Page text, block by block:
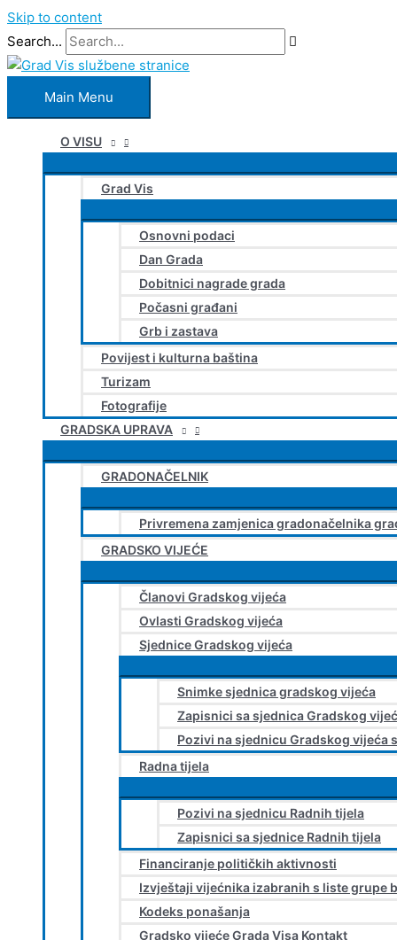
Skip to content
Search...
Main Menu
O VISU
Grad Vis
Osnovni podaci
Dan Grada
Dobitnici nagrade grada
Počasni građani
Grb i zastava
Povijest i kulturna baština
Turizam
Fotografije
GRADSKA UPRAVA
GRADONAČELNIK
Privremena zamjenica gradonačelnika
GRADSKO VIJEĆE
Članovi Gradskog vijeća
Ovlasti Gradskog vijeća
Sjednice Gradskog vijeća
Snimke sjednica gradskog vijeća
Zapisnici sa sjednica Gradskog
Pozivi na sjednicu Gradskog vijeća
Radna tijela
Pozivi na sjednicu Radnih tijela
Zapisnici sa sjednice Radnih tijela
Financiranje političkih aktivnosti
Izvještaji vijećnika izabranih s liste grupe
Kodeks ponašanja
Gradsko vijeće Grada Visa Kontakt